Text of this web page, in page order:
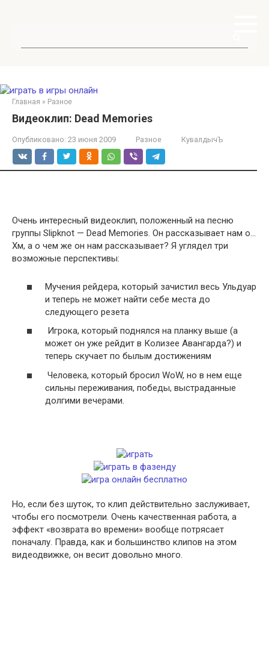
Главная » Разное
Видеоклип: Dead Memories
Опубликовано: 23 июня 2009 Разное КувалдычЪ
Очень интересный видеоклип, положенный на песню
группы Slipknot — Dead Memories. Он рассказывает нам о…
Хм, а о чем же он нам рассказывает? Я углядел три
возможные перспективы:
Мучения рейдера, который зачистил весь Ульдуар
и теперь не может найти себе места до
следующего резета
Игрока, который поднялся на планку выше (а
может он уже рейдит в Колизее Авангарда?) и
теперь скучает по былым достижениям
Человека, который бросил WoW, но в нем еще
сильны переживания, победы, выстраданные
долгими вечерами.
Но, если без шуток, то клип действительно заслуживает,
чтобы его посмотрели. Очень качественная работа, а
эффект «возврата во времени» вообще потрясает
поначалу. Правда, как и большинство клипов на этом
видеодвижке, он весит довольно много.